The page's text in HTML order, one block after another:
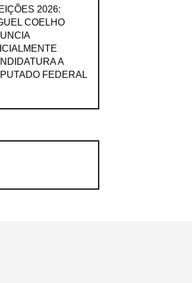
2026:
COELHO
A
FEDERAL